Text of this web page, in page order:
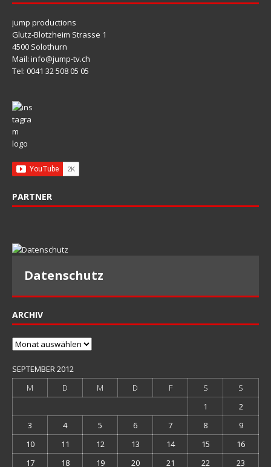
jump productions
Glutz-Blotzheim Strasse 1
4500 Solothurn
Mail: info@jump-tv.ch
Tel: 0041 32 508 05 05
PARTNER
Datenschutz
ARCHIV
Archiv
SEPTEMBER 2012
M
D M D F S
S
1
2
3
4 5 6 7 8
9
10
11 12 13 14 15
16
17
18 19 20 21 22 23